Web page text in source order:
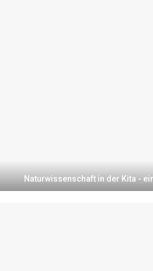
Naturwissenschaft in der Kita -